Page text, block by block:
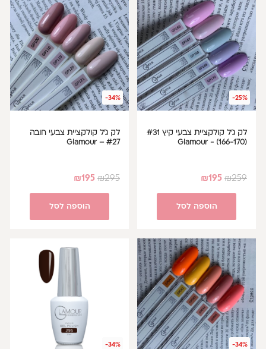
-25%
לק ג'ל קולקציית צבעי קיץ #31
(166-170) - Glamour
₪259
₪195
הוספה לסל
-34%
לק ג'ל קולקציית צבעי חובה
#27 – Glamour
₪295
₪195
הוספה לסל
-34%
-34%